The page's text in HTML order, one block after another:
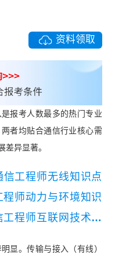
资料领取
报考人数最多的热门专业
者均贴合通信行业核心需
差异显著。
信工程师无线知识点
程师动力与环境知识
工程师互联网技术知
显。传输与接入（有线）